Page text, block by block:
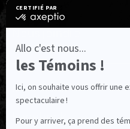
Ressources utiles
Nous joindre
NOUS SUIVRE
Facebook